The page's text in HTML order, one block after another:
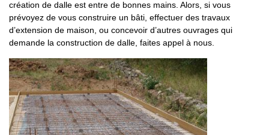
création de dalle est entre de bonnes mains. Alors, si vous
prévoyez de vous construire un bâti, effectuer des travaux
d’extension de maison, ou concevoir d’autres ouvrages qui
demande la construction de dalle, faites appel à nous.